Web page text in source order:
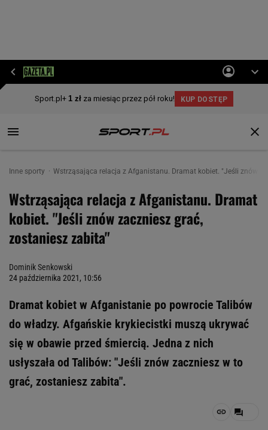
Inne sporty Wstrząsająca relacja z Afganistanu. Dramat kobiet. "Jeśli znów
Wstrząsająca relacja z Afganistanu. Dramat
kobiet. "Jeśli znów zaczniesz grać,
zostaniesz zabita"
Dominik Senkowski
24 października 2021, 10:56
Dramat kobiet w Afganistanie po powrocie Talibów
do władzy. Afgańskie krykiecistki muszą ukrywać
się w obawie przed śmiercią. Jedna z nich
usłyszała od Talibów: "Jeśli znów zaczniesz w to
grać, zostaniesz zabita".